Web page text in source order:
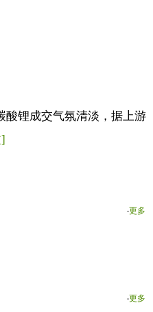
酸锂成交气氛清淡，据上游
‧更多
‧更多